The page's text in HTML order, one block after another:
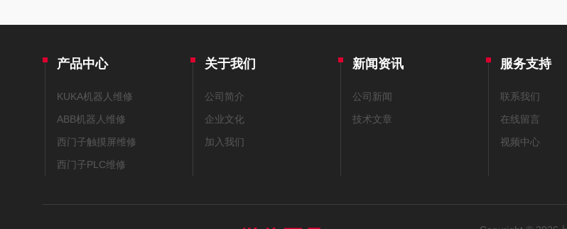
产品中心
KUKA机器人维修
ABB机器人维修
西门子触摸屏维修
西门子PLC维修
关于我们
公司简介
企业文化
加入我们
新闻资讯
公司新闻
技术文章
服务支持
联系我们
在线留言
视频中心